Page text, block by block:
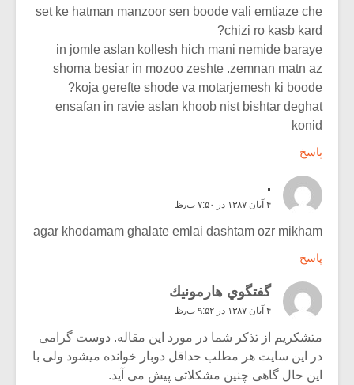
set ke hatman manzoor sen boode vali emtiaze che
chizi ro kasb kard?
in jomle aslan kollesh hich mani nemide baraye
shoma besiar in mozoo zeshte .zemnan matn az
koja gerefte shode va motarjemesh ki boode?
ensafan in ravie aslan khoob nist bishtar deghat
konid
پاسخ
.
۴ آبان ۱۳۸۷ در ۷:۵۰ ب٫ظ
agar khodamam ghalate emlai dashtam ozr mikham
پاسخ
گفتگوي هارمونيك
۴ آبان ۱۳۸۷ در ۹:۵۲ ب٫ظ
متشکریم از تذکر شما در مورد این مقاله. دوست گرامی
در این سایت هر مطلب حداقل دوبار خوانده میشود ولی با
این حال گاهی چنین مشکلاتی پیش می آید.